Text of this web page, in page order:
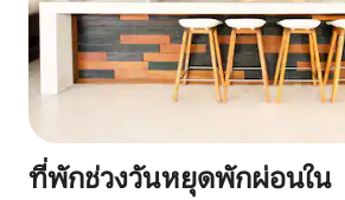
ที่พักช่วงวันหยุดพักผ่อนใน